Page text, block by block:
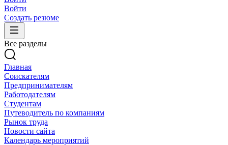
Войти
Создать резюме
Все разделы
Главная
Соискателям
Предпринимателям
Работодателям
Студентам
Путеводитель по компаниям
Рынок труда
Новости сайта
Календарь мероприятий